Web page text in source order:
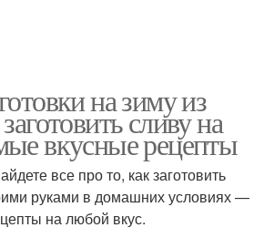
на зиму из
сливу на
вкусные рецепты
все про то, как заготовить
руками в домашних условиях —
на любой вкус.